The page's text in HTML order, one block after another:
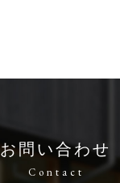
お問い合わせ
Contact